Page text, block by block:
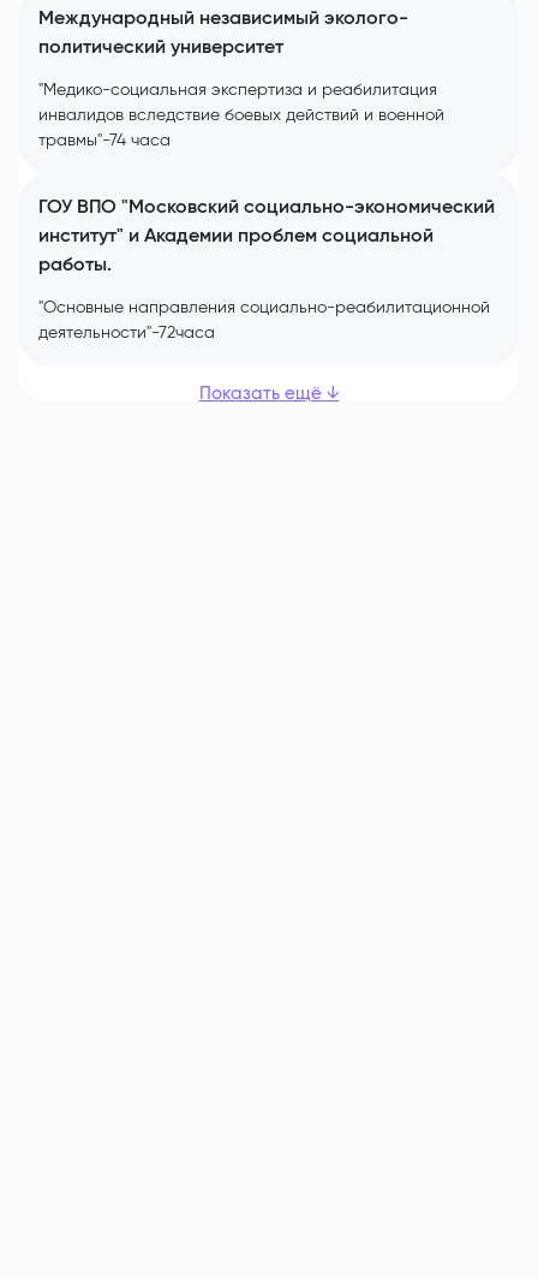
Международный независимый эколого-
политический университет
"Медико-социальная экспертиза и реабилитация
инвалидов вследствие боевых действий и военной
травмы"-74 часа
ГОУ ВПО "Московский социально-экономический
институт" и Академии проблем социальной
работы.
"Основные направления социально-реабилитационной
деятельности"-72часа
Показать ещё↓